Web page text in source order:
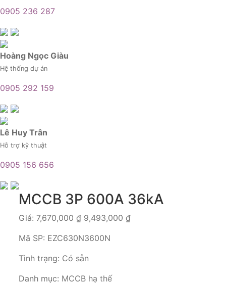
0905 236 287
Hoàng Ngọc Giàu
Hệ thống dự án
0905 292 159
Lê Huy Trân
Hỗ trợ kỹ thuật
0905 156 656
MCCB 3P 600A 36kA
Giá: 7,670,000 ₫ 9,493,000 ₫
Mã SP: EZC630N3600N
Tình trạng: Có sẵn
Danh mục: MCCB hạ thế